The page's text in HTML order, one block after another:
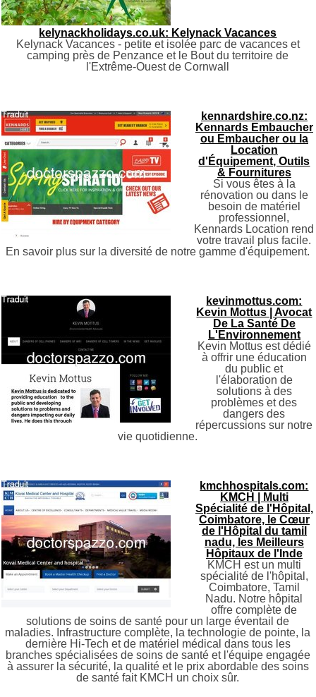
kelynackholidays.co.uk: Kelynack Vacances
Kelynack Vacances - petite et isolée parc de vacances et
camping près de Penzance et le Bout du territoire de
l'Extrême-Ouest de Cornwall
kennardshire.co.nz:
Kennards Embaucher
ou Embaucher ou la
Location
d'Équipement, Outils
& Fournitures
Si vous êtes à la
rénovation ou dans le
besoin de matériel
professionnel,
Kennards Location rend
votre travail plus facile.
En savoir plus sur la diversité de notre gamme d'équipement.
kevinmottus.com:
Kevin Mottus | Avocat
De La Santé De
L'Environnement
Kevin Mottus est dédié
à offrir une éducation
du public et
l'élaboration de
solutions à des
problèmes et des
dangers des
répercussions sur notre
vie quotidienne.
kmchhospitals.com:
KMCH | Multi
Spécialité de l'Hôpital,
Coimbatore, le Cœur
de l'Hôpital du tamil
nadu, les Meilleurs
Hôpitaux de l'Inde
KMCH est un multi
spécialité de l'hôpital,
Coimbatore, Tamil
Nadu. Notre hôpital
offre complète de
solutions de soins de santé pour un large éventail de
maladies. Infrastructure complète, la technologie de pointe, la
dernière Hi-Tech et de matériel médical dans tous les
branches spécialisées de soins de santé et l'équipe engagée
à assurer la sécurité, la qualité et le prix abordable des soins
de santé fait KMCH un choix sûr.